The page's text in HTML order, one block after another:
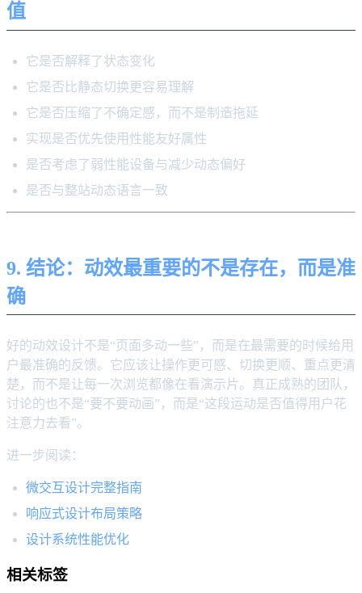
值
它是否解释了状态变化
它是否比静态切换更容易理解
它是否压缩了不确定感，而不是制造拖延
实现是否优先使用性能友好属性
是否考虑了弱性能设备与减少动态偏好
是否与整站动态语言一致
9. 结论：动效最重要的不是存在，而是准
确
好的动效设计不是“页面多动一些”，而是在最需要的时候给用
户最准确的反馈。它应该让操作更可感、切换更顺、重点更清
楚，而不是让每一次浏览都像在看演示片。真正成熟的团队，
讨论的也不是“要不要动画”，而是“这段运动是否值得用户花
注意力去看”。
进一步阅读：
微交互设计完整指南
响应式设计布局策略
设计系统性能优化
相关标签